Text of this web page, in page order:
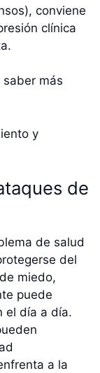
conviene
clínica
saber más
y
de
de salud
del
miedo,
puede
el día a día.
a la